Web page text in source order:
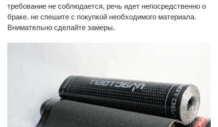
требование не соблюдается, речь идет непосредственно о
браке. не спешите с покупкой необходимого материала.
Внимательно сделайте замеры.